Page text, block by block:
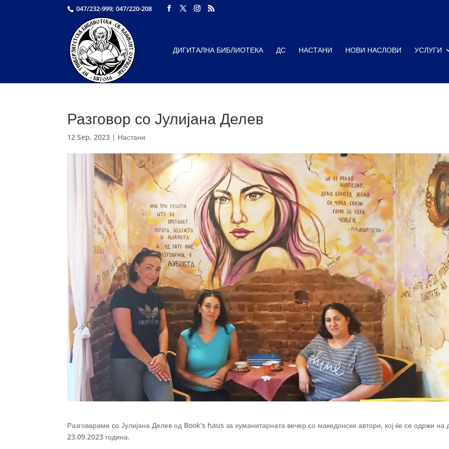
047/232-999; 047/220-208
ДИГИТАЛНА БИБЛИОТЕКА ДС НАСТАНИ НОВИ НАСЛОВИ УСЛУГИ
Разговор со Јулијана Делев
12 Sep, 2023 | Настани
Разговараме со Јулијана Делев од Book’s haus за хуманитарната вечер со македонски автори, кој ќе се одржи на
23.09.2023 година.